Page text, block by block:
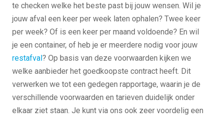
te checken welke het beste past bij jouw wensen. Wil je
jouw afval een keer per week laten ophalen? Twee keer
per week? Of is een keer per maand voldoende? En wil
je een container, of heb je er meerdere nodig voor jouw
restafval? Op basis van deze voorwaarden kijken we
welke aanbieder het goedkoopste contract heeft. Dit
verwerken we tot een gedegen rapportage, waarin je de
verschillende voorwaarden en tarieven duidelijk onder
elkaar ziet staan. Je kunt via ons ook zeer voordelig een